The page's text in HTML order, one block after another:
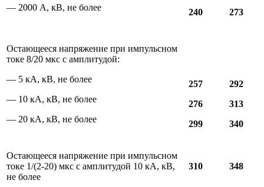
— 2000 А, кВ, не более
240
273
Остающееся напряжение при импульсном
токе 8/20 мкс с амплитудой:
— 5 кА, кВ, не более
— 10 кА, кВ, не более
— 20 кА, кВ, не более
257
276
299
292
313
340
Остающееся напряжение при импульсном
токе 1/(2-20) мкс с амплитудой 10 кА, кВ,
не более
310 348